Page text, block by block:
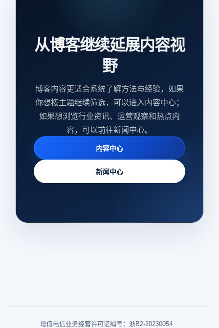
从博客继续延展内容视
野
博客内容更适合系统了解方法与经验，如果
你想按主题继续筛选，可以进入内容中心；
如果想浏览行业资讯、运营观察和热点内
容，可以前往新闻中心。
内容中心
新闻中心
增值电信业务经营许可证编号：浙B2-20230054